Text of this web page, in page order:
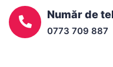
Număr de
0773 709 887